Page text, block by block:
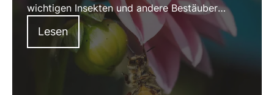
wichtigen Insekten und andere Bestäuber
schützt. Lesen Sie uneren Blog um mehr zu
erfahren!
Lesen